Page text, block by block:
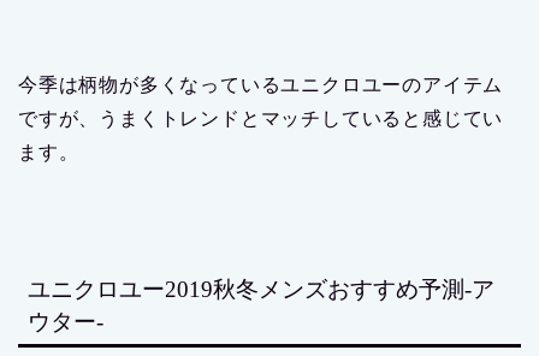
今季は柄物が多くなっているユニクロユーのアイテム
ですが、うまくトレンドとマッチしていると感じてい
ます。
ユニクロユー2019秋冬メンズおすすめ予測-ア
ウター-